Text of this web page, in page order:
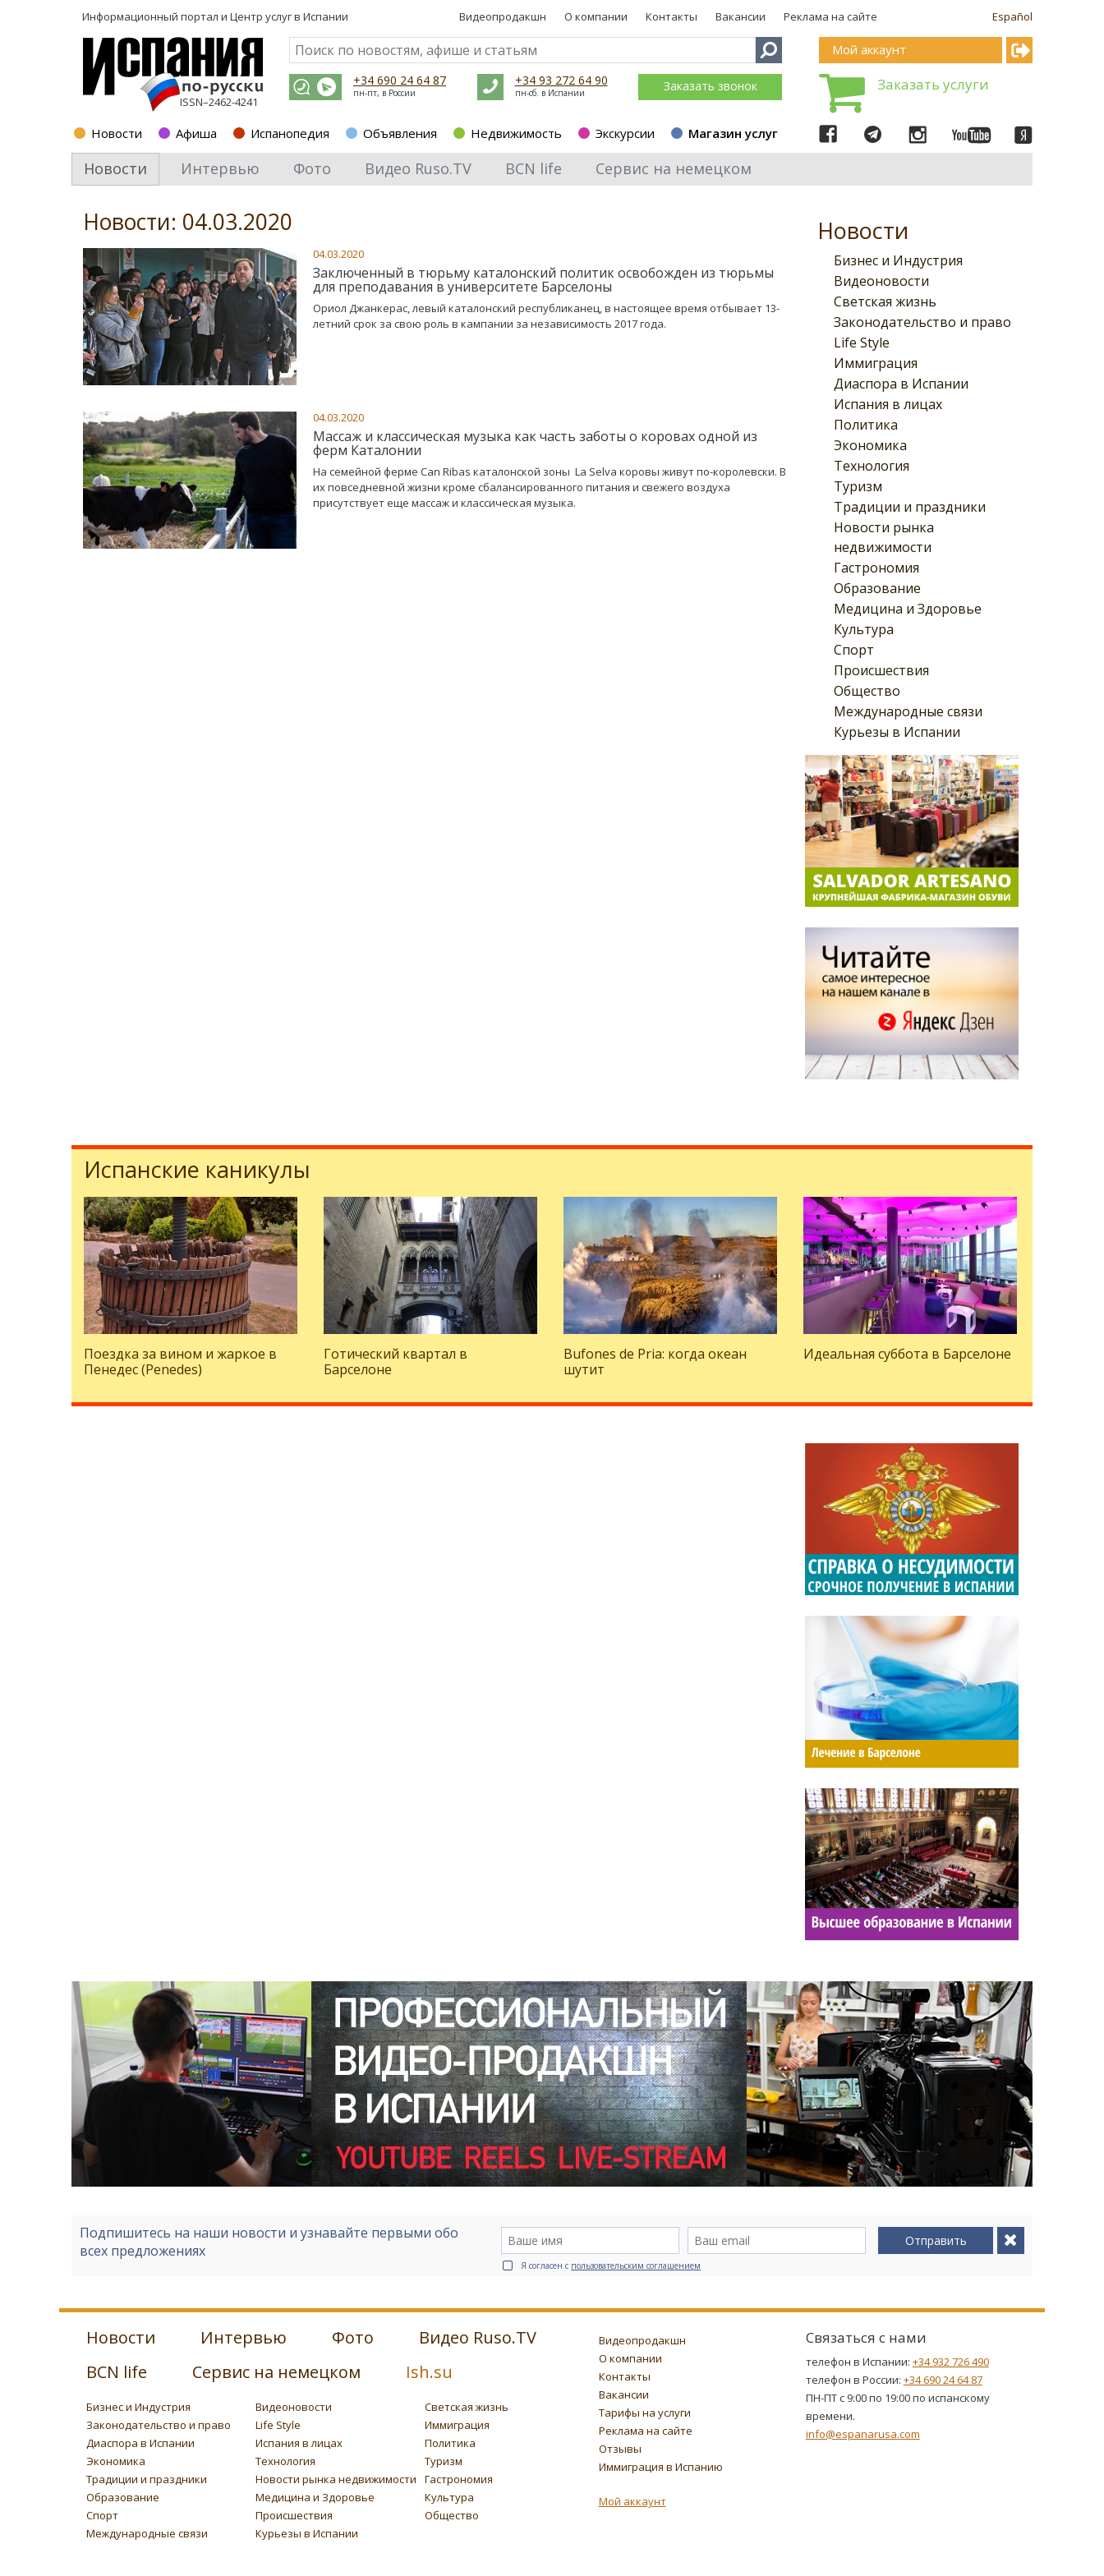
Информационный портал и Центр услуг в Испании Español
Видеопродакшн О компании Контакты Вакансии Реклама на сайте
ISSN–2462-4241
+34 690 24 64 87
пн-пт, в России
+34 93 272 64 90
пн-сб. в Испании Заказать звонок
Новости Афиша Испанопедия Объявления Недвижимость Экскурсии Магазин услуг
Мой аккаунт
Заказать услуги
Новости Интервью Фото Видео Ruso.TV BCN life Сервис на немецком
Новости
Бизнес и Индустрия
Видеоновости
Светская жизнь
Законодательство и право
Life Style
Иммиграция
Диаспора в Испании
Испания в лицах
Политика
Экономика
Технология
Туризм
Традиции и праздники
Новости рынка
недвижимости
Гастрономия
Образование
Медицина и Здоровье
Культура
Спорт
Происшествия
Общество
Международные связи
Курьезы в Испании
Новости: 04.03.2020
04.03.2020
Заключенный в тюрьму каталонский политик освобожден из тюрьмы
для преподавания в университете Барселоны
Ориол Джанкерас, левый каталонский республиканец, в настоящее время отбывает 13-
летний срок за свою роль в кампании за независимость 2017 года.
04.03.2020
Массаж и классическая музыка как часть заботы о коровах одной из
ферм Каталонии
На семейной ферме Can Ribas каталонской зоны La Selva коровы живут по-королевски. В
их повседневной жизни кроме сбалансированного питания и свежего воздуха
присутствует еще массаж и классическая музыка.
Испанские каникулы
Поездка за вином и жаркое в
Пенедес (Penedes)
Готический квартал в
Барселоне
Bufones de Pria: когда океан
шутит
Идеальная суббота в Барселоне
Подпишитесь на наши новости и узнавайте первыми обо
всех предложениях
Отправить
Я согласен с пользовательским соглашением
Новости Интервью Фото
Видео Ruso.TV
BCN life
Сервис на немецком Ish.su
Бизнес и Индустрия Видеоновости
Светская жизнь
Законодательство и право
Life Style
Иммиграция
Диаспора в Испании
Испания в лицах
Политика
Экономика
Технология
Туризм
Традиции и праздники
Новости рынка недвижимости
Гастрономия
Образование
Медицина и Здоровье
Культура
Спорт
Происшествия
Общество
Международные связи
Курьезы в Испании
Видеопродакшн
О компании
Контакты
Вакансии
Тарифы на услуги
Реклама на сайте
Отзывы
Иммиграция в Испанию
Мой аккаунт
Связаться с нами
телефон в Испании: +34 932 726 490
телефон в России: +34 690 24 64 87
ПН-ПТ с 9:00 по 19:00 по испанскому
времени.
info@espanarusa.com